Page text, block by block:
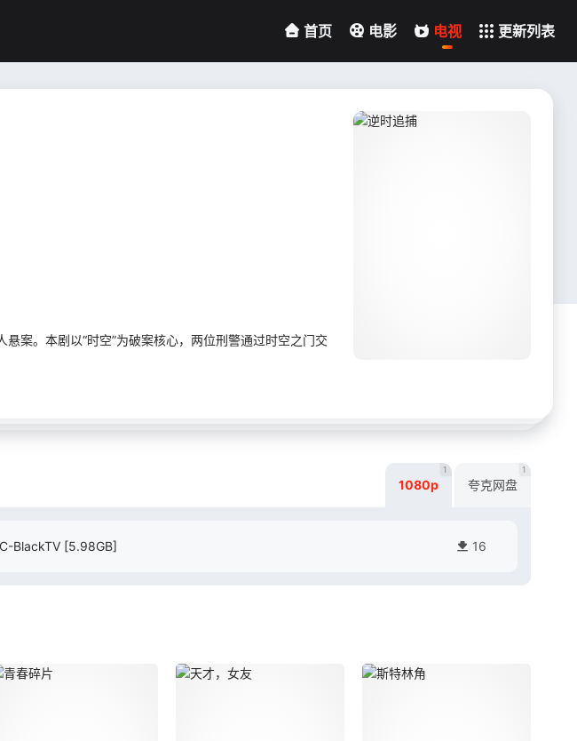
首页 电影 电视 更新列表
案。本剧以“时空”为破案核心，两位刑警通过时空之门交
1080p
1
夸克网盘
1
BlackTV [5.98GB] 16